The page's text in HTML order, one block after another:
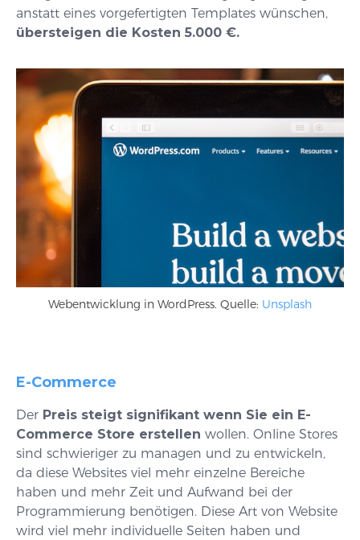
anstatt eines vorgefertigten Templates wünschen,
übersteigen die Kosten 5.000 €.
Webentwicklung in WordPress. Quelle: Unsplash
E-Commerce
Der Preis steigt signifikant wenn Sie ein E-
Commerce Store erstellen wollen. Online Stores
sind schwieriger zu managen und zu entwickeln,
da diese Websites viel mehr einzelne Bereiche
haben und mehr Zeit und Aufwand bei der
Programmierung benötigen. Diese Art von Website
wird viel mehr individuelle Seiten haben und